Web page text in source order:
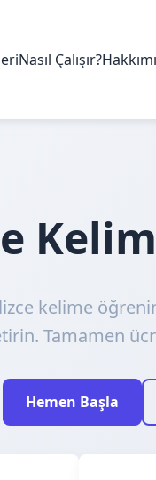
Nasıl Çalışır?
kelime
Tamamen
Hemen Başla